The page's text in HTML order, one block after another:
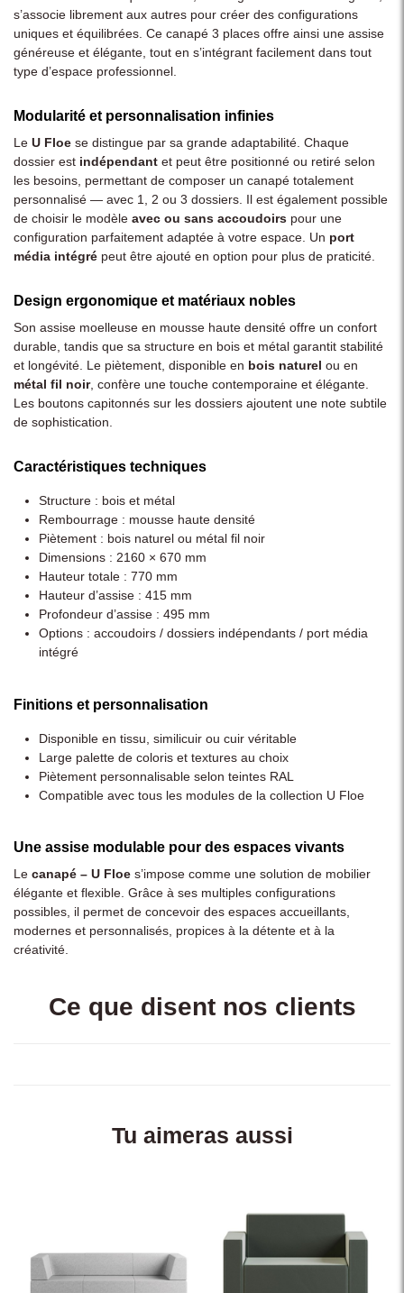
s’associe librement aux autres pour créer des configurations
uniques et équilibrées. Ce canapé 3 places offre ainsi une assise
généreuse et élégante, tout en s’intégrant facilement dans tout
type d’espace professionnel.
Modularité et personnalisation infinies
Le U Floe se distingue par sa grande adaptabilité. Chaque
dossier est indépendant et peut être positionné ou retiré selon
les besoins, permettant de composer un canapé totalement
personnalisé — avec 1, 2 ou 3 dossiers. Il est également possible
de choisir le modèle avec ou sans accoudoirs pour une
configuration parfaitement adaptée à votre espace. Un port
média intégré peut être ajouté en option pour plus de praticité.
Design ergonomique et matériaux nobles
Son assise moelleuse en mousse haute densité offre un confort
durable, tandis que sa structure en bois et métal garantit stabilité
et longévité. Le piètement, disponible en bois naturel ou en
métal fil noir, confère une touche contemporaine et élégante.
Les boutons capitonnés sur les dossiers ajoutent une note subtile
de sophistication.
Caractéristiques techniques
Structure : bois et métal
Rembourrage : mousse haute densité
Piètement : bois naturel ou métal fil noir
Dimensions : 2160 × 670 mm
Hauteur totale : 770 mm
Hauteur d’assise : 415 mm
Profondeur d’assise : 495 mm
Options : accoudoirs / dossiers indépendants / port média
intégré
Finitions et personnalisation
Disponible en tissu, similicuir ou cuir véritable
Large palette de coloris et textures au choix
Piètement personnalisable selon teintes RAL
Compatible avec tous les modules de la collection U Floe
Une assise modulable pour des espaces vivants
Le canapé – U Floe s’impose comme une solution de mobilier
élégante et flexible. Grâce à ses multiples configurations
possibles, il permet de concevoir des espaces accueillants,
modernes et personnalisés, propices à la détente et à la
créativité.
Ce que disent nos clients
Tu aimeras aussi